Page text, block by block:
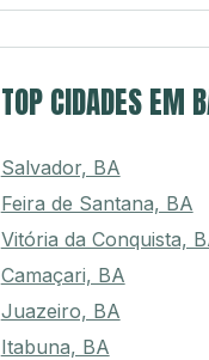
TOP CIDADES EM
Salvador, BA
Feira de Santana, BA
Vitória da Conquista,
Camaçari, BA
Juazeiro, BA
Itabuna, BA